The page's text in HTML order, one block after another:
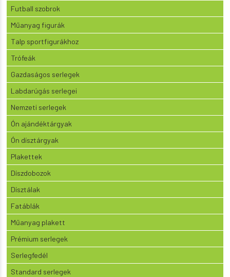
Futball szobrok
Műanyag figurák
Talp sportfigurákhoz
Trófeák
Gazdaságos serlegek
Labdarúgás serlegei
Nemzeti serlegek
Ón ajándéktárgyak
Ón dísztárgyak
Plakettek
Díszdobozok
Dísztálak
Fatáblák
Műanyag plakett
Prémium serlegek
Serlegfedél
Standard serlegek